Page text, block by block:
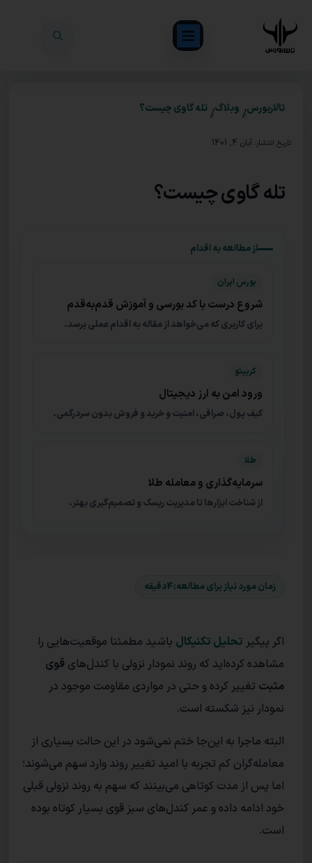
تالاربورس/ وبلاگ/تله گاوی چیست؟
تاریخ انتشار: آبان 4, 1401
تله گاوی چیست؟
از مطالعه به اقدام
بورس ایران
شروع درست با کد بورسی و آموزش قدم‌به‌قدم
برای کاربری که می‌خواهد از مقاله به اقدام عملی برسد.
کریپتو
ورود امن به ارز دیجیتال
کیف پول، صرافی، امنیت و خرید و فروش بدون سردرگمی.
طلا
سرمایه‌گذاری و معامله طلا
از شناخت ابزارها تا مدیریت ریسک و تصمیم‌گیری بهتر.
اگر پیگیر تحلیل تکنیکال باشید مطمئنا موقعیت‌هایی را
مشاهده کرده‌اید که روند نمودار نزولی با کندل‌های قوی
مثبت تغییر کرده و حتی در مواردی مقاومت موجود در
نمودار نیز شکسته است.
البته ماجرا به این‌جا ختم نمی‌شود در این حالت بسیاری از
معامله‌گران کم تجربه با امید تغییر روند وارد سهم می‌شوند؛
اما پس از مدت کوتاهی می‌بینند که سهم به روند نزولی قبلی
خود ادامه داده و عمر کندل‌های سبز قوی بسیار کوتاه بوده
است.